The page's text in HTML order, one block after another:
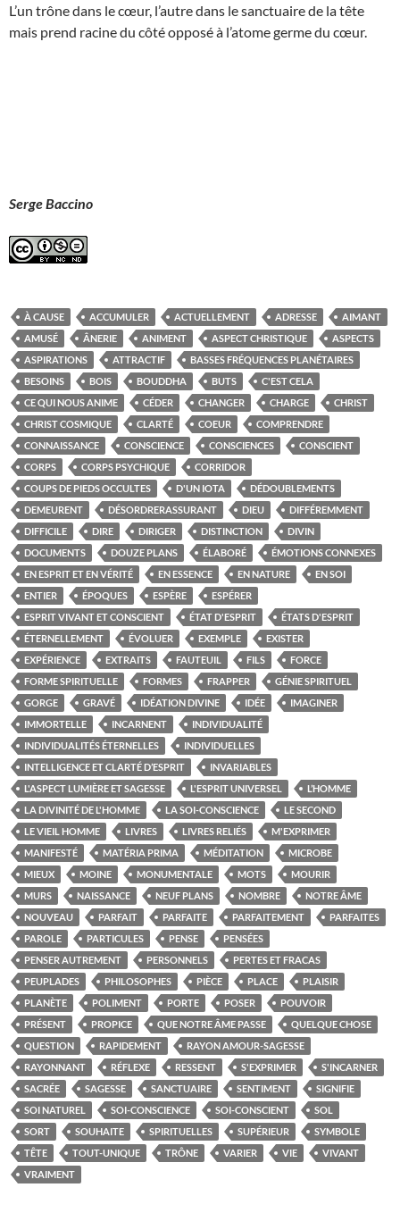
L’un trône dans le cœur, l’autre dans le sanctuaire de la tête
mais prend racine du côté opposé à l’atome germe du cœur.
Serge Baccino
À CAUSE ACCUMULER ACTUELLEMENT ADRESSE
AIMANT
AMUSÉ
ÂNERIE ANIMENT ASPECT CHRISTIQUE
ASPECTS
ASPIRATIONS
ATTRACTIF
BASSES FRÉQUENCES PLANÉTAIRES
BESOINS
BOIS BOUDDHA BUTS
C'EST CELA
CE QUI NOUS ANIME
CÉDER CHANGER CHARGE
CHRIST
CHRIST COSMIQUE
CLARTÉ COEUR
COMPRENDRE
CONNAISSANCE
CONSCIENCE CONSCIENCES
CONSCIENT
CORPS
CORPS PSYCHIQUE
CORRIDOR
COUPS DE PIEDS OCCULTES
D'UN IOTA
DÉDOUBLEMENTS
DEMEURENT
DÉSORDRERASSURANT DIEU
DIFFÉREMMENT
DIFFICILE
DIRE DIRIGER DISTINCTION
DIVIN
DOCUMENTS
DOUZE PLANS ÉLABORÉ
ÉMOTIONS CONNEXES
EN ESPRIT ET EN VÉRITÉ
EN ESSENCE EN NATURE
EN SOI
ENTIER
ÉPOQUES ESPÈRE
ESPÉRER
ESPRIT VIVANT ET CONSCIENT
ÉTAT D'ESPRIT
ÉTATS D'ESPRIT
ÉTERNELLEMENT
ÉVOLUER EXEMPLE
EXISTER
EXPÉRIENCE
EXTRAITS FAUTEUIL FILS
FORCE
FORME SPIRITUELLE
FORMES FRAPPER
GÉNIE SPIRITUEL
GORGE
GRAVÉ IDÉATION DIVINE IDÉE
IMAGINER
IMMORTELLE
INCARNENT
INDIVIDUALITÉ
INDIVIDUALITÉS ÉTERNELLES
INDIVIDUELLES
INTELLIGENCE ET CLARTÉ D’ESPRIT
INVARIABLES
L'ASPECT LUMIÈRE ET SAGESSE
L'ESPRIT UNIVERSEL
L’HOMME
LA DIVINITÉ DE L'HOMME
LA SOI-CONSCIENCE
LE SECOND
LE VIEIL HOMME
LIVRES LIVRES RELIÉS
M'EXPRIMER
MANIFESTÉ
MATÉRIA PRIMA MÉDITATION
MICROBE
MIEUX
MOINE MONUMENTALE MOTS
MOURIR
MURS
NAISSANCE NEUF PLANS NOMBRE
NOTRE ÂME
NOUVEAU
PARFAIT PARFAITE PARFAITEMENT
PARFAITES
PAROLE
PARTICULES PENSE
PENSÉES
PENSER AUTREMENT
PERSONNELS
PERTES ET FRACAS
PEUPLADES
PHILOSOPHES PIÈCE PLACE
PLAISIR
PLANÈTE
POLIMENT PORTE POSER
POUVOIR
PRÉSENT
PROPICE QUE NOTRE ÂME PASSE
QUELQUE CHOSE
QUESTION
RAPIDEMENT
RAYON AMOUR-SAGESSE
RAYONNANT
RÉFLEXE RESSENT S'EXPRIMER
S'INCARNER
SACRÉE
SAGESSE SANCTUAIRE SENTIMENT
SIGNIFIE
SOI NATUREL
SOI-CONSCIENCE SOI-CONSCIENT
SOL
SORT
SOUHAITE SPIRITUELLES SUPÉRIEUR
SYMBOLE
TÊTE
TOUT-UNIQUE TRÔNE VARIER VIE
VIVANT
VRAIMENT